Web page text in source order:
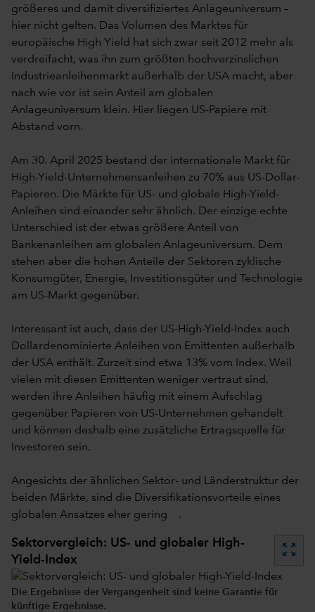
größeres und damit diversifiziertes Anlageuniversum –
hier nicht gelten. Das Volumen des Marktes für
europäische High Yield hat sich zwar seit 2012 mehr als
verdreifacht, was ihn zum größten hochverzinslichen
Industrieanleihenmarkt außerhalb der USA macht, aber
nach wie vor ist sein Anteil am globalen
Anlageuniversum klein. Hier liegen US-Papiere mit
Abstand vorn.
Am 30. April 2025 bestand der internationale Markt für
High-Yield-Unternehmensanleihen zu 70% aus US-Dollar-
Papieren. Die Märkte für US- und globale High-Yield-
Anleihen sind einander sehr ähnlich. Der einzige echte
Unterschied ist der etwas größere Anteil von
Bankenanleihen am globalen Anlageuniversum. Dem
stehen aber die hohen Anteile der Sektoren zyklische
Konsumgüter, Energie, Investitionsgüter und Technologie
am US-Markt gegenüber.
Interessant ist auch, dass der US-High-Yield-Index auch
Dollardenominierte Anleihen von Emittenten außerhalb
der USA enthält. Zurzeit sind etwa 13% vom Index. Weil
vielen mit diesen Emittenten weniger vertraut sind,
werden ihre Anleihen häufig mit einem Aufschlag
gegenüber Papieren von US-Unternehmen gehandelt
und können deshalb eine zusätzliche Ertragsquelle für
Investoren sein.
Angesichts der ähnlichen Sektor- und Länderstruktur der
beiden Märkte, sind die Diversifikationsvorteile eines
globalen Ansatzes eher gering .
Sektorvergleich: US- und globaler High-
Yield-Index
zoom_out_map
Die Ergebnisse der Vergangenheit sind keine Garantie für
künftige Ergebnisse.